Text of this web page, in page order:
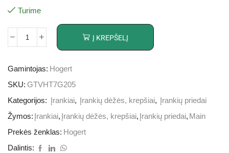
Turime
Į KREPŠELĮ
Gamintojas: Hogert
SKU: GTVHT7G205
Kategorijos:
Įrankiai, Įrankių dėžės, krepšiai,
Įrankių priedai
Žymos: Įrankiai, Įrankių dėžės, krepšiai, Įrankių priedai, Main
Prekės ženklas: Hogert
Dalintis: